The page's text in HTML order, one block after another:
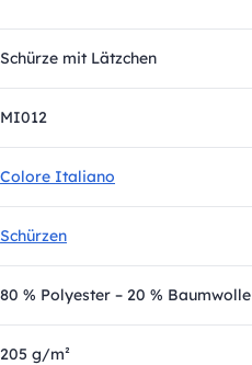
Schürze mit Lätzchen
MI012
Colore Italiano
Schürzen
80 % Polyester – 20 % Baumwolle
205 g/m²